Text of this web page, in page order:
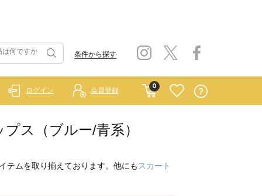
条件から探す
0
ログイン 会員登録
ス（ブルー/青系）
テムを取り揃えております。他にも スカート